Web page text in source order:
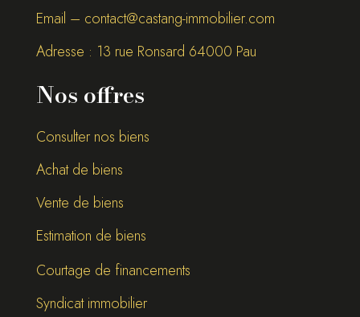
Email – contact@castang-immobilier.com
Adresse : 13 rue Ronsard 64000 Pau
Nos offres
Consulter nos biens
Achat de biens
Vente de biens
Estimation de biens
Courtage de financements
Syndicat immobilier